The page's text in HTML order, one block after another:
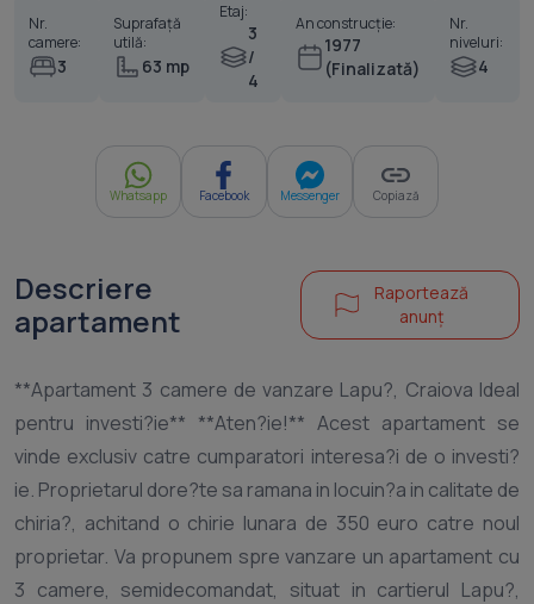
Nr.
camere:
3
Suprafață
utilă:
63 mp
Etaj:
3
/
4
An construcție:
1977
(Finalizată)
Nr.
niveluri:
4
Whatsapp Facebook Messenger Copiază
Descriere
apartament
Raportează
anunț
**Apartament 3 camere de vanzare Lapu?, Craiova Ideal
pentru investi?ie** **Aten?ie!** Acest apartament se
vinde exclusiv catre cumparatori interesa?i de o investi?
ie. Proprietarul dore?te sa ramana in locuin?a in calitate de
chiria?, achitand o chirie lunara de 350 euro catre noul
proprietar. Va propunem spre vanzare un apartament cu
3 camere, semidecomandat, situat in cartierul Lapu?,